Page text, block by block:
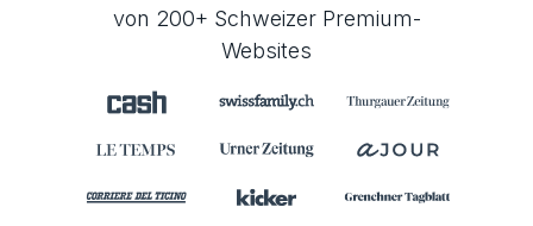
von 200+ Schweizer Premium-
Websites